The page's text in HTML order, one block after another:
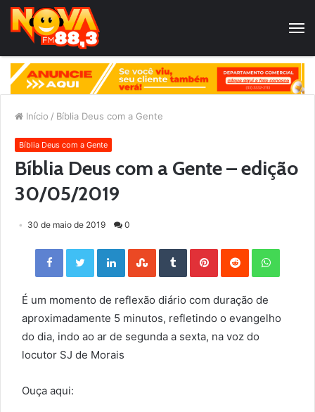
Início / Bíblia Deus com a Gente
Bíblia Deus com a Gente
Bíblia Deus com a Gente – edição
30/05/2019
30 de maio de 2019 0
Facebook Twitter LinkedIn StumbleUpon Tumblr Pinterest Reddit
É um momento de reflexão diário com duração de
aproximadamente 5 minutos, refletindo o evangelho
do dia, indo ao ar de segunda a sexta, na voz do
locutor SJ de Morais
Ouça aqui: